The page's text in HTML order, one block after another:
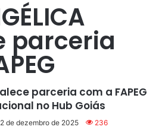
parceria
parceria com a FAPEG
no Hub Goiás
de dezembro de 2025 236